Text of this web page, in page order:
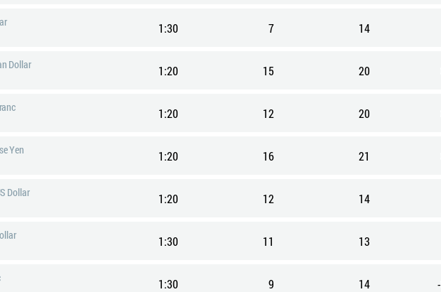
1:30 7 14
Dollar
1:20 15 20
1:20 12 20
Yen
1:20 16 21
Dollar
1:20 12 14
1:30 11 13
1:30 9 14